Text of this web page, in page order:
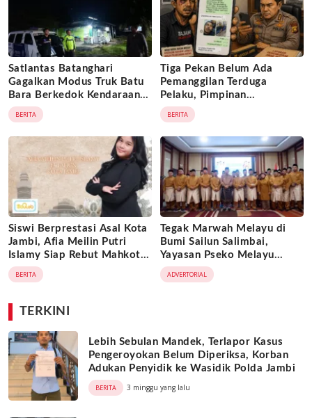
Satlantas Batanghari
Gagalkan Modus Truk Batu
Bara Berkedok Kendaraan
Ekspedisi, Celah
Pengawasan Diduga
Dimanfaatkan Oknum
BERITA
Tiga Pekan Belum Ada
Pemanggilan Terduga
Pelaku, Pimpinan
Tajam24jam.com Minta
Atensi Langsung Kapolda
Jambi
BERITA
Siswi Berprestasi Asal Kota
Jambi, Afia Meilin Putri
Islamy Siap Rebut Mahkota
Putri Jambi 2026
BERITA
Tegak Marwah Melayu di
Bumi Sailun Salimbai,
Yayasan Pseko Melayu
Jambi Resmi Dikukuhkan:
Satukan Adat, Jaga Warisan
ADVERTORIAL
TERKINI
Lebih Sebulan Mandek, Terlapor Kasus
Pengeroyokan Belum Diperiksa, Korban
Adukan Penyidik ke Wasidik Polda Jambi
BERITA 3 minggu yang lalu